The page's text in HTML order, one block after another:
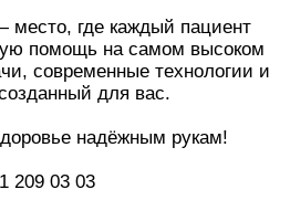
место, где каждый пациент
помощь на самом высоком
современные технологии и
для вас.
надёжным рукам!
209 03 03